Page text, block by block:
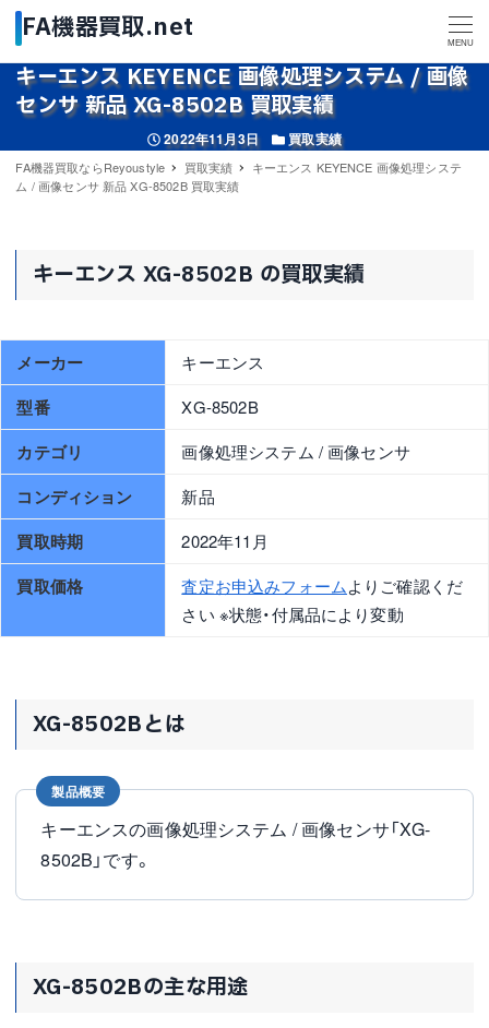
MENU
キーエンス KEYENCE 画像処理システム / 画像
センサ 新品 XG-8502B 買取実績
投稿日
2022年11月3日 カテゴリー
買取実績
FA機器買取ならReyoustyle 買取実績
キーエンス KEYENCE 画像処理システ
ム / 画像センサ 新品 XG-8502B 買取実績
キーエンス XG-8502B の買取実績
メーカー キーエンス
型番 XG-8502B
カテゴリ 画像処理システム / 画像センサ
コンディション 新品
買取時期 2022年11月
買取価格 査定お申込みフォームよりご確認くだ
さい ※状態・付属品により変動
XG-8502Bとは
製品概要
キーエンスの画像処理システム / 画像センサ「XG-
8502B」です。
XG-8502Bの主な用途